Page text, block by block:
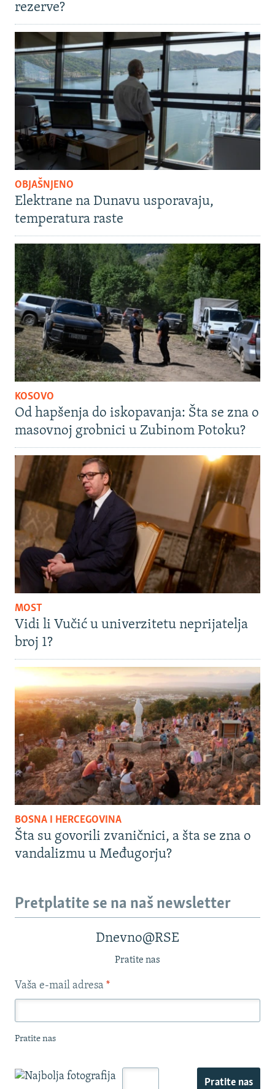
rezerve?
OBJAŠNJENO
Elektrane na Dunavu usporavaju,
temperatura raste
KOSOVO
Od hapšenja do iskopavanja: Šta se zna o
masovnoj grobnici u Zubinom Potoku?
MOST
Vidi li Vučić u univerzitetu neprijatelja
broj 1?
BOSNA I HERCEGOVINA
Šta su govorili zvaničnici, a šta se zna o
vandalizmu u Međugorju?
Pretplatite se na naš newsletter
Dnevno@RSE
Pratite nas
Vaša e-mail adresa *
Pratite nas
Pratite nas